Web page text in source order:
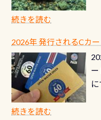
点
8/
る
続きを読む
2026年 発行されるCカ
続きを読む